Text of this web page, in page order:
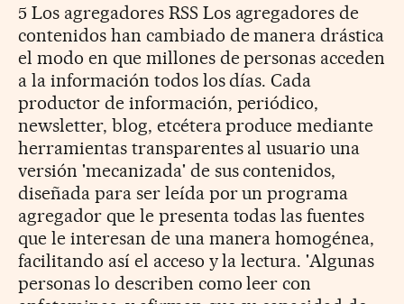
5 Los agregadores RSS Los agregadores de
contenidos han cambiado de manera drástica
el modo en que millones de personas acceden
a la información todos los días. Cada
productor de información, periódico,
newsletter, blog, etcétera produce mediante
herramientas transparentes al usuario una
versión 'mecanizada' de sus contenidos,
diseñada para ser leída por un programa
agregador que le presenta todas las fuentes
que le interesan de una manera homogénea,
facilitando así el acceso y la lectura. 'Algunas
personas lo describen como leer con